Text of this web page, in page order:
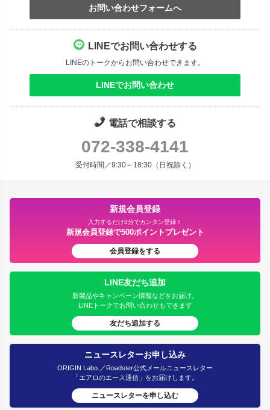
お問い合わせフォームへ
LINEでお問い合わせする
LINEのトークからお問い合わせできます。
LINEでお問い合わせ
電話で相談する
072-338-4141
受付時間／9:30～18:30（日祝除く）
新規会員登録
入力するだけ5分でカンタン登録！
新規会員登録で500ポイントプレゼント
会員登録をする
LINE友だち追加
新製品やキャンペーン情報などをお届け。
LINEトークでお問い合わせもできます
友だち追加する
ニュースレターお申し込み
ORIGIN Labo.／Roadster公式メールニュースレター
「エアロのエース通信」をお届けします。
ニュースレターを申し込む